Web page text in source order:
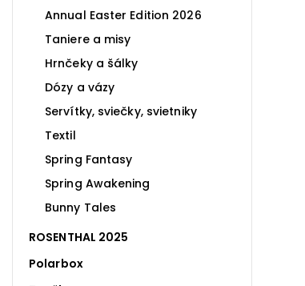
Annual Easter Edition 2026
Taniere a misy
Hrnčeky a šálky
Dózy a vázy
Servítky, sviečky, svietniky
Textil
Spring Fantasy
Spring Awakening
Bunny Tales
ROSENTHAL 2025
Polarbox